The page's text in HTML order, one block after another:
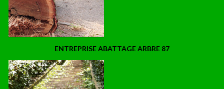
ENTREPRISE ABATTAGE ARBRE 87